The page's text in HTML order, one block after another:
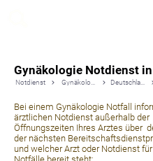
Gynäkologie Notdienst
Notdienst
Bei einem Gynäkologie Notfall
ärztlichen Notdienst außerhalb der
Öffnungszeiten Ihres Arztes über
der nächsten
und welcher Arzt oder Notdienst